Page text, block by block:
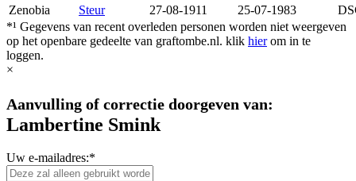
Zenobia
Steur 27-08-1911 25-07-1983
*¹ Gegevens van recent overleden personen worden niet weergeven
op het openbare gedeelte van graftombe.nl. klik hierom in te
loggen.
×
Aanvulling of correctie doorgeven van:
Lambertine Smink
Uw e-mailadres:*